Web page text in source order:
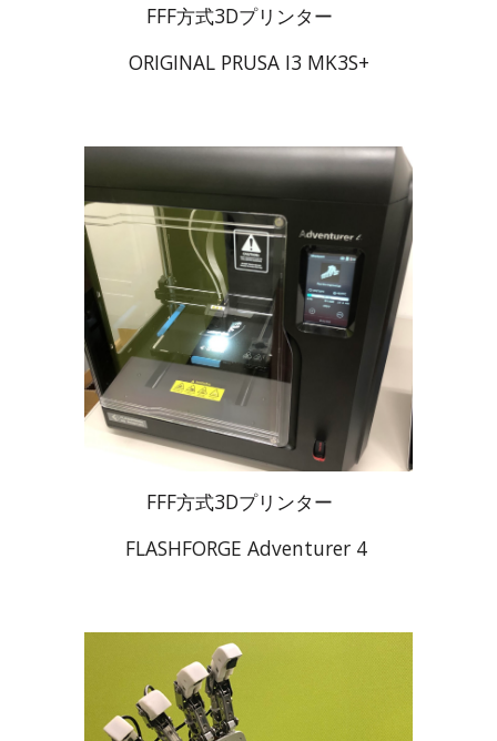
FFF方式3Dプリンター
ORIGINAL PRUSA I3 MK3S+
FFF方式3Dプリンター
FLASHFORGE Adventurer 4